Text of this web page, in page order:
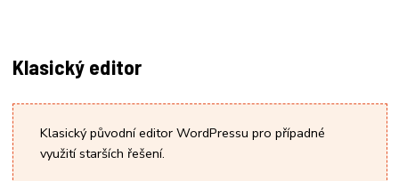
Klasický editor
Klasický původní editor WordPressu pro případné
využití starších řešení.